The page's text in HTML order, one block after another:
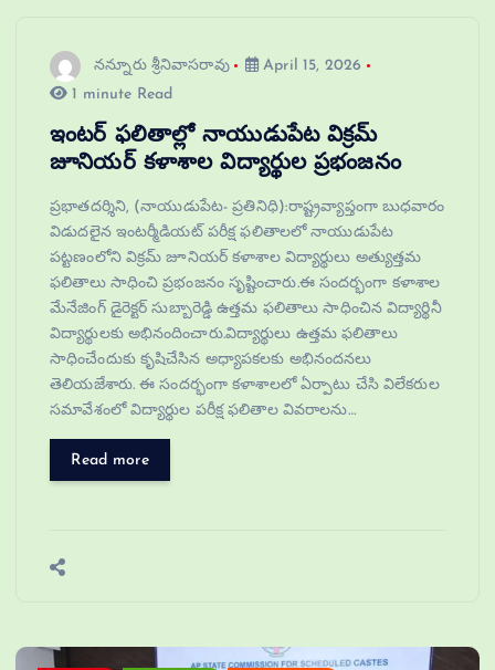
నన్నూరు శ్రీనివాసరావు
April 15, 2026
1 minute Read
ఇంటర్ ఫలితాల్లో నాయుడుపేట విక్రమ్
జూనియర్ కళాశాల విద్యార్థుల ప్రభంజనం
ప్రభాతదర్శిని, (నాయుడుపేట- ప్రతినిధి):రాష్ట్రవ్యాప్తంగా బుధవారం
విడుదలైన ఇంటర్మీడియట్ పరీక్ష ఫలితాలలో నాయుడుపేట
పట్టణంలోని విక్రమ్ జూనియర్ కళాశాల విద్యార్థులు అత్యుత్తమ
ఫలితాలు సాధించి ప్రభంజనం సృష్టించారు.ఈ సందర్భంగా కళాశాల
మేనేజింగ్ డైరెక్టర్ సుబ్బారెడ్డి ఉత్తమ ఫలితాలు సాధించిన విద్యార్థినీ
విద్యార్థులకు అభినందించారు.విద్యార్థులు ఉత్తమ ఫలితాలు
సాధించేందుకు కృషిచేసిన అధ్యాపకలకు అభినందనలు
తెలియజేశారు. ఈ సందర్భంగా కళాశాలలో ఏర్పాటు చేసి విలేకరుల
సమావేశంలో విద్యార్థుల పరీక్ష ఫలితాల వివరాలను…
Read more